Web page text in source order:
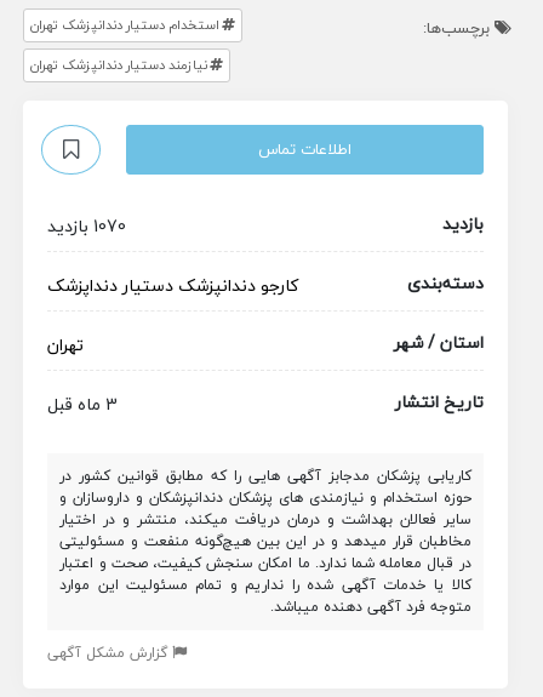
برچسب‌ها:
استخدام دستیار دندانپزشک تهران
نیازمند دستیار دندانپزشک تهران
اطلاعات تماس
بازدید
1070 بازدید
دسته‌بندی
کارجودندانپزشک دستیار دنداپزشک
استان / شهر
تهران
تاریخ انتشار
3 ماه قبل
کاریابی پزشکان مدجابز آگهی هایی را که مطابق قوانین کشور در
حوزه استخدام و نیازمندی های پزشکان دندانپزشکان و داروسازان و
سایر فعالان بهداشت و درمان دریافت میکند، منتشر و در اختیار
مخاطبان قرار میدهد و در این بین هیچ‌گونه منفعت و مسئولیتی
در قبال معامله شما ندارد. ما امکان سنجش کیفیت، صحت و اعتبار
کالا یا خدمات آگهی شده را نداریم و تمام مسئولیت این موارد
متوجه فرد آگهی دهنده میباشد.
گزارش مشکل آگهی